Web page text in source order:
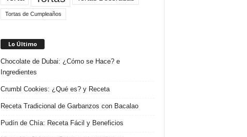
Tortas de Cumpleaños
Lo Último
Chocolate de Dubai: ¿Cómo se Hace? e
Ingredientes
Crumbl Cookies: ¿Qué es? y Receta
Receta Tradicional de Garbanzos con Bacalao
Pudín de Chía: Receta Fácil y Beneficios